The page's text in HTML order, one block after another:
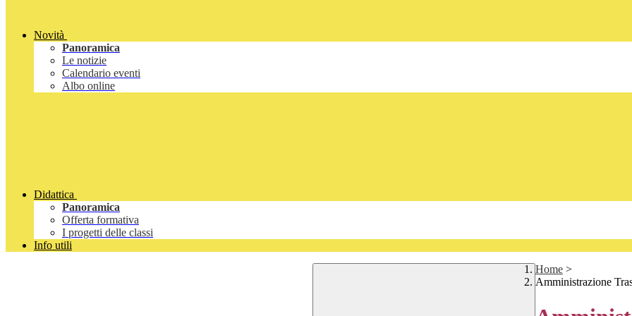
Novità
Panoramica
Le notizie
Calendario eventi
Albo online
Didattica
Panoramica
Offerta formativa
I progetti delle classi
Info utili
Home >
Amministrazione